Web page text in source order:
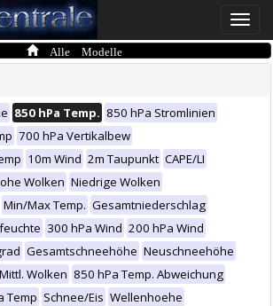
Toggle
Alle Modelle
850 hPa Temp. 850 hPa Stromlinien
700 hPa Vertikalbew
10m Wind 2m Taupunkt CAPE/LI
Wolken Niedrige Wolken
Min/Max Temp. Gesamtniederschlag
300 hPa Wind 200 hPa Wind
Gesamtschneehöhe Neuschneehöhe
Mittl. Wolken 850 hPa Temp. Abweichung
Temp Schnee/Eis Wellenhoehe